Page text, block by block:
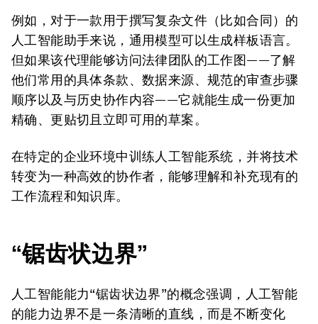
例如，对于一款用于撰写复杂文件（比如合同）的
人工智能助手来说，通用模型可以生成样板语言。
但如果该代理能够访问法律团队的工作图——了解
他们常用的具体条款、数据来源、规范的审查步骤
顺序以及与历史协作内容——它就能生成一份更加
精确、更贴切且立即可用的草案。
在特定的企业环境中训练人工智能系统，并将技术
转变为一种高效的协作者，能够理解和补充现有的
工作流程和知识库。
“锯齿状边界”
人工智能能力“锯齿状边界”的概念强调，人工智能
的能力边界不是一条清晰的直线，而是不断变化